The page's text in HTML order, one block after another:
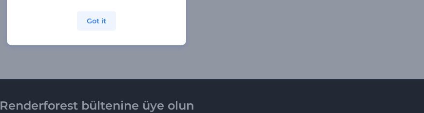
Parlak Dağılma Logo Gösterimi
Renderforest bültenine üye olun
Got it